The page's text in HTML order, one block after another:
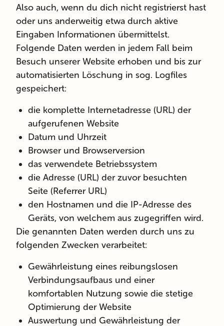
Also auch, wenn du dich nicht registrierst hast
oder uns anderweitig etwa durch aktive
Eingaben Informationen übermittelst.
Folgende Daten werden in jedem Fall beim
Besuch unserer Website erhoben und bis zur
automatisierten Löschung in sog. Logfiles
gespeichert:
die komplette Internetadresse (URL) der
aufgerufenen Website
Datum und Uhrzeit
Browser und Browserversion
das verwendete Betriebssystem
die Adresse (URL) der zuvor besuchten
Seite (Referrer URL)
den Hostnamen und die IP-Adresse des
Geräts, von welchem aus zugegriffen wird.
Die genannten Daten werden durch uns zu
folgenden Zwecken verarbeitet:
Gewährleistung eines reibungslosen
Verbindungsaufbaus und einer
komfortablen Nutzung sowie die stetige
Optimierung der Website
Auswertung und Gewährleistung der